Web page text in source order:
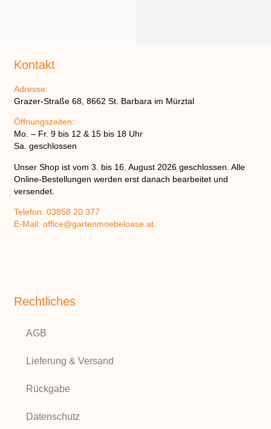
Rechtliches
AGB
Lieferung & Versand
Rückgabe
Datenschutz
Kontakt
Adresse:
Grazer-Straße 68, 8662 St. Barbara im Mürztal
Öffnungszeiten:
Mo. – Fr. 9 bis 12 & 15 bis 18 Uhr
Sa. geschlossen
Unser Shop ist vom3. bis 16. August 2026 geschlossen. Alle
Online-Bestellungen werden erst danach bearbeitet und
versendet.
Telefon:03858 20 377
E-Mail:office@gartenmoebeloase.at